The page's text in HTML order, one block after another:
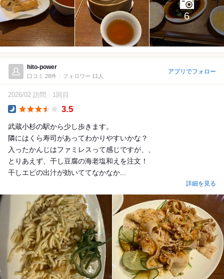
6
hito-power
口コミ 28件 フォロワー 11人
アプリでフォロー
2026/02 訪問 1回目
3.5
武蔵小杉の駅から少し歩きます。
隣にはくら寿司があってわかりやすいかな？
入ったかんじはファミレスって感じですが、、
とりあえず、干し豆腐の海老塩和えを注文！
干しエビの出汁が効いててなかなか...
詳細を見る